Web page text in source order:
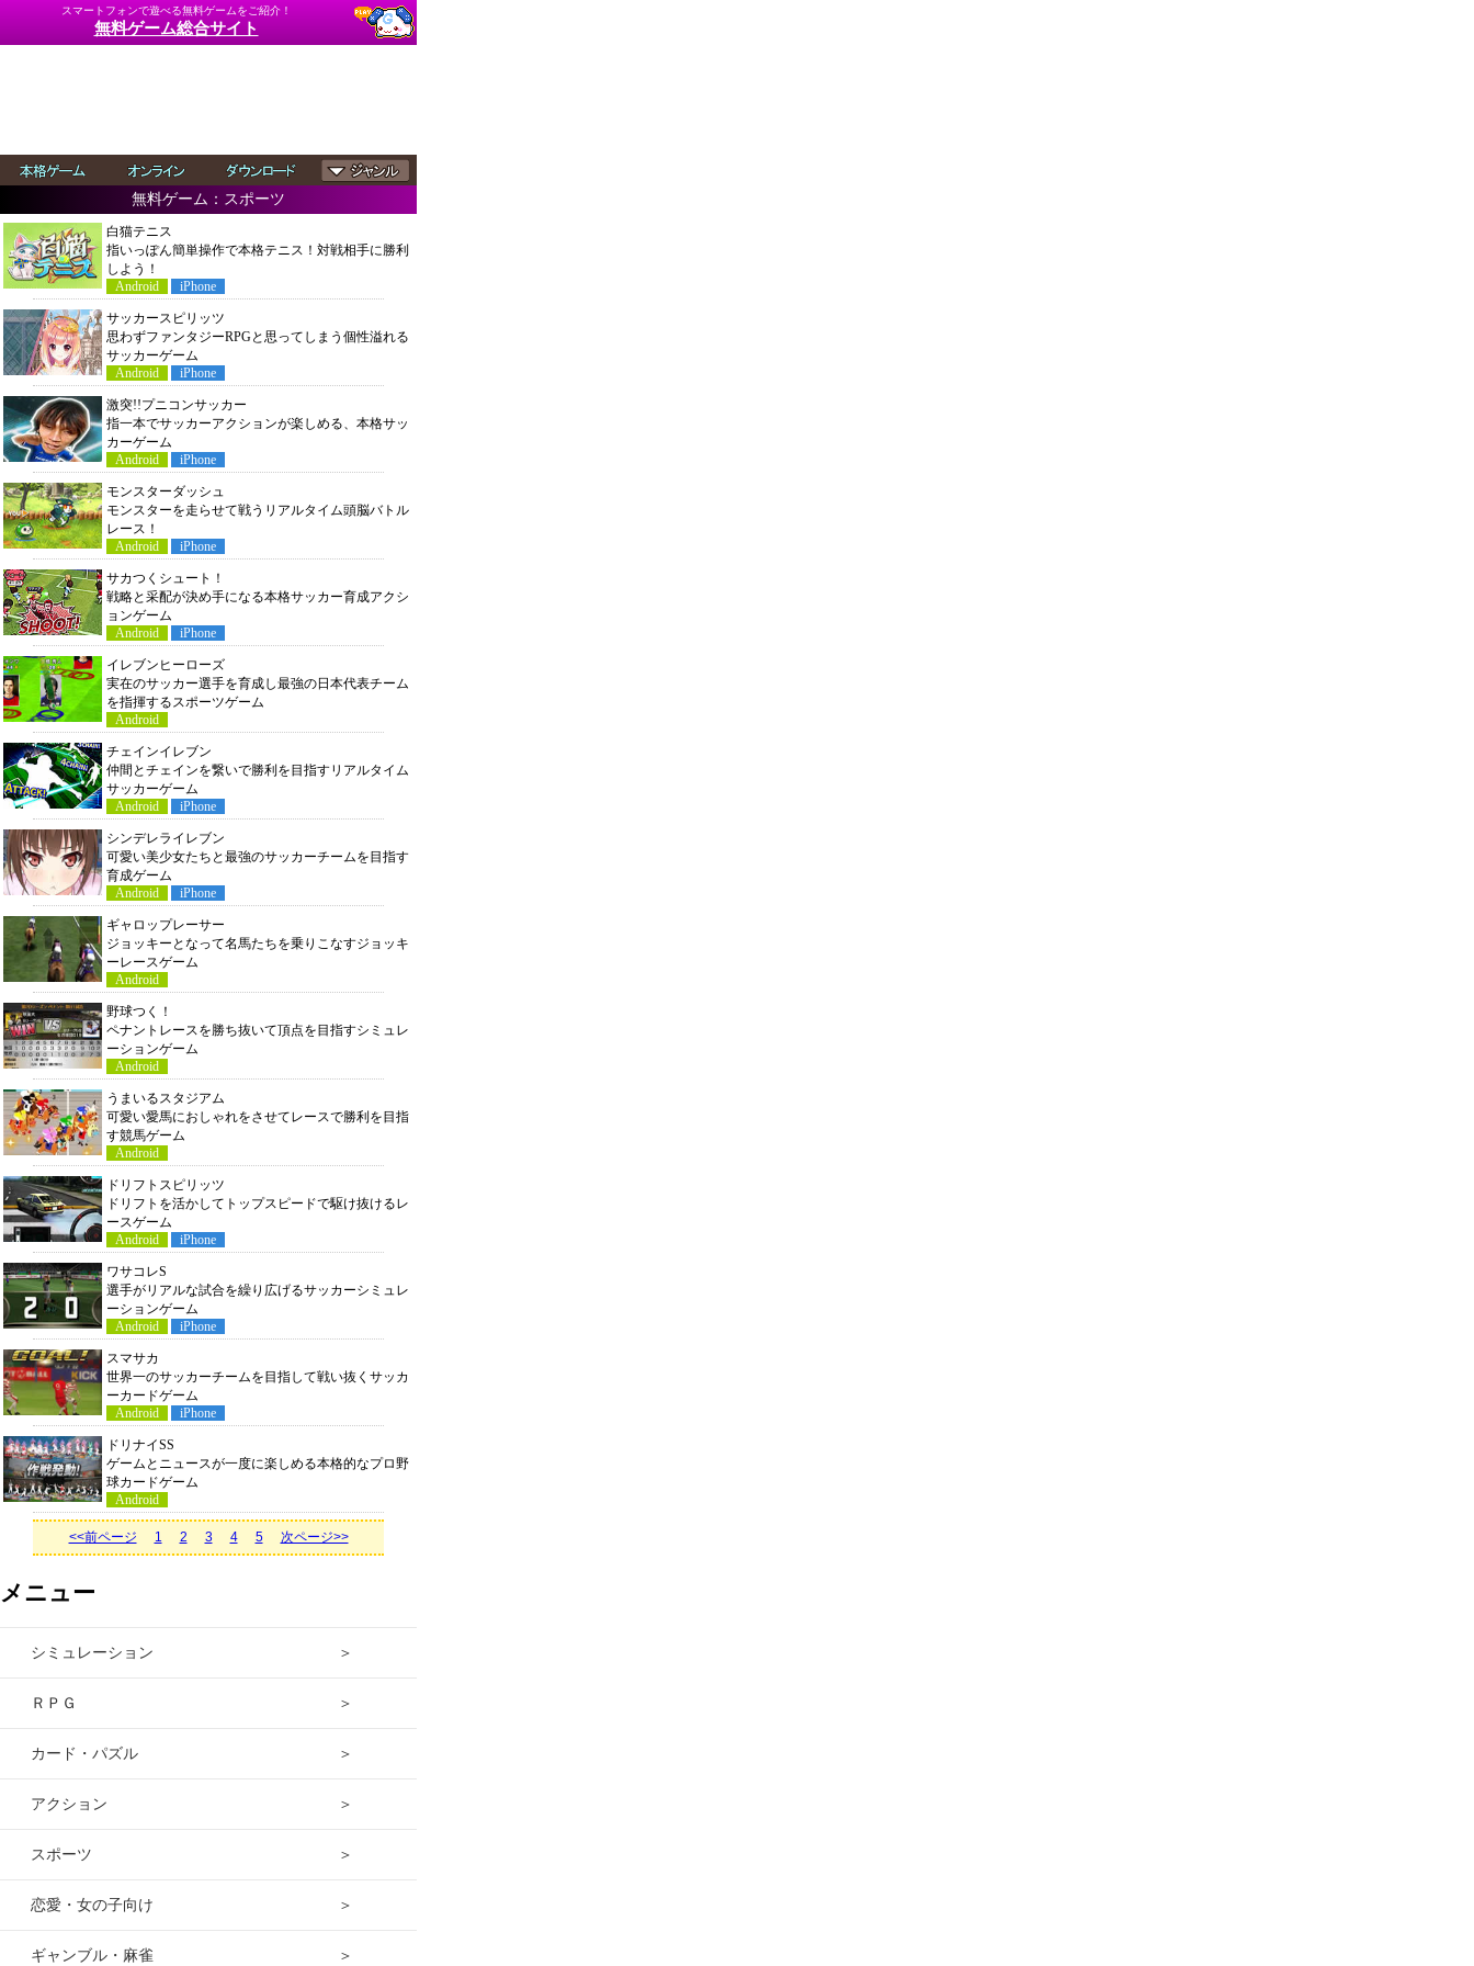
スマートフォンで遊べる無料ゲームをご紹介！
無料ゲーム総合サイト
無料ゲーム：スポーツ
白猫テニス
指いっぽん簡単操作で本格テニス！対戦相手に勝利
しよう！
Android
iPhone
サッカースピリッツ
思わずファンタジーRPGと思ってしまう個性溢れる
サッカーゲーム
Android
iPhone
激突!!プニコンサッカー
指一本でサッカーアクションが楽しめる、本格サッ
カーゲーム
Android
iPhone
モンスターダッシュ
モンスターを走らせて戦うリアルタイム頭脳バトル
レース！
Android
iPhone
サカつくシュート！
戦略と采配が決め手になる本格サッカー育成アクシ
ョンゲーム
Android
iPhone
イレブンヒーローズ
実在のサッカー選手を育成し最強の日本代表チーム
を指揮するスポーツゲーム
Android
チェインイレブン
仲間とチェインを繋いで勝利を目指すリアルタイム
サッカーゲーム
Android
iPhone
シンデレライレブン
可愛い美少女たちと最強のサッカーチームを目指す
育成ゲーム
Android
iPhone
ギャロップレーサー
ジョッキーとなって名馬たちを乗りこなすジョッキ
ーレースゲーム
Android
野球つく！
ペナントレースを勝ち抜いて頂点を目指すシミュレ
ーションゲーム
Android
うまいるスタジアム
可愛い愛馬におしゃれをさせてレースで勝利を目指
す競馬ゲーム
Android
ドリフトスピリッツ
ドリフトを活かしてトップスピードで駆け抜けるレ
ースゲーム
Android
iPhone
ワサコレS
選手がリアルな試合を繰り広げるサッカーシミュレ
ーションゲーム
Android
iPhone
スマサカ
世界一のサッカーチームを目指して戦い抜くサッカ
ーカードゲーム
Android
iPhone
ドリナイSS
ゲームとニュースが一度に楽しめる本格的なプロ野
球カードゲーム
Android
<<前ページ 1 2 3 4 5 次ページ>>
メニュー
シミュレーション ＞
ＲＰＧ ＞
カード・パズル ＞
アクション ＞
スポーツ ＞
恋愛・女の子向け ＞
ギャンブル・麻雀 ＞